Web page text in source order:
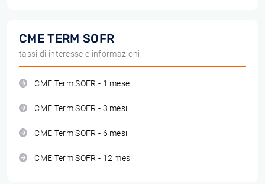
CME TERM SOFR
tassi di interesse e informazioni
CME Term SOFR - 1 mese
CME Term SOFR - 3 mesi
CME Term SOFR - 6 mesi
CME Term SOFR - 12 mesi